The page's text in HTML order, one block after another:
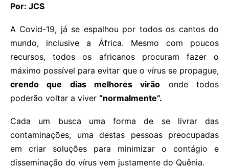
Por: JCS
A Covid-19, já se espalhou por todos os cantos do
mundo, inclusive a África. Mesmo com poucos
recursos, todos os africanos procuram fazer o
máximo possível para evitar que o vírus se propague,
crendo que dias melhores virão onde todos
poderão voltar a viver “normalmente”.
Cada um busca uma forma de se livrar das
contaminações, uma destas pessoas preocupadas
em criar soluções para minimizar o contágio e
disseminação do vírus vem justamente do Quênia.